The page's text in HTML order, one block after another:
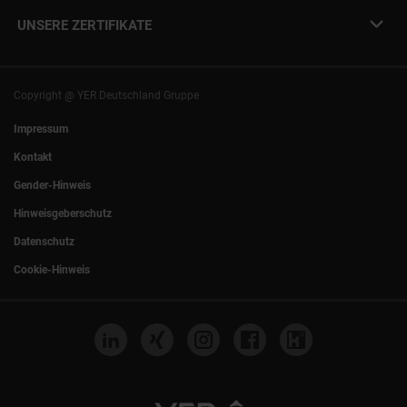
Presse
+49 (0)89 540210-0
Rostock| Berlin
UNSERE ZERTIFIKATE
Copyright @ YER Deutschland Gruppe
Impressum
Kontakt
Gender-Hinweis
Hinweisgeberschutz
Datenschutz
Cookie-Hinweis